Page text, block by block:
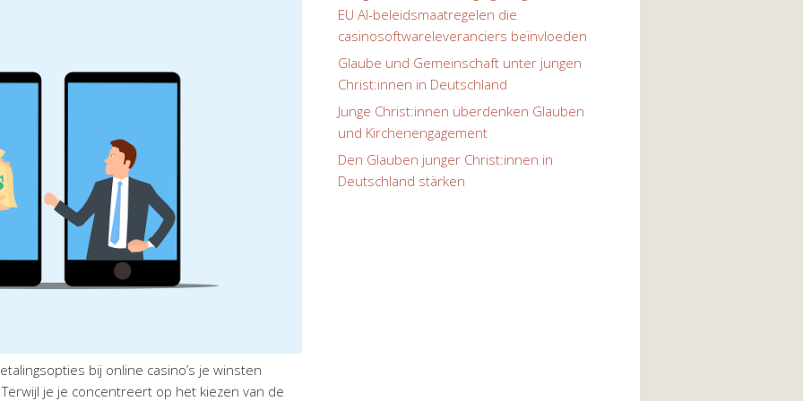
bij online casino’s je winsten
je je concentreert op het kiezen van de
EU AI-beleidsmaatregelen die
casinosoftwareleveranciers beïnvloeden
Glaube und Gemeinschaft unter jungen
Christ:innen in Deutschland
Junge Christ:innen überdenken Glauben
und Kirchenengagement
Den Glauben junger Christ:innen in
Deutschland stärken